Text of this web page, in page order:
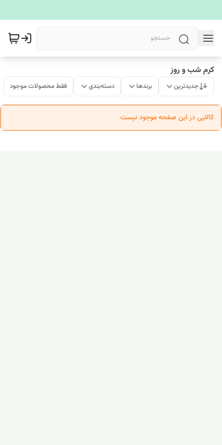
کرم شب و روز
جدیدترین برندها دسته‌بندی فقط محصولات موجود
کالایی در این صفحه موجود نیست